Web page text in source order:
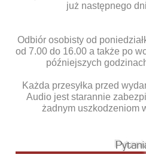
już następnego
Odbiór osobisty od
od 7.00 do 16.00 a także po
późniejszych
Każda przesyłka przed
Audio jest starannie
żadnym uszkodzeniom